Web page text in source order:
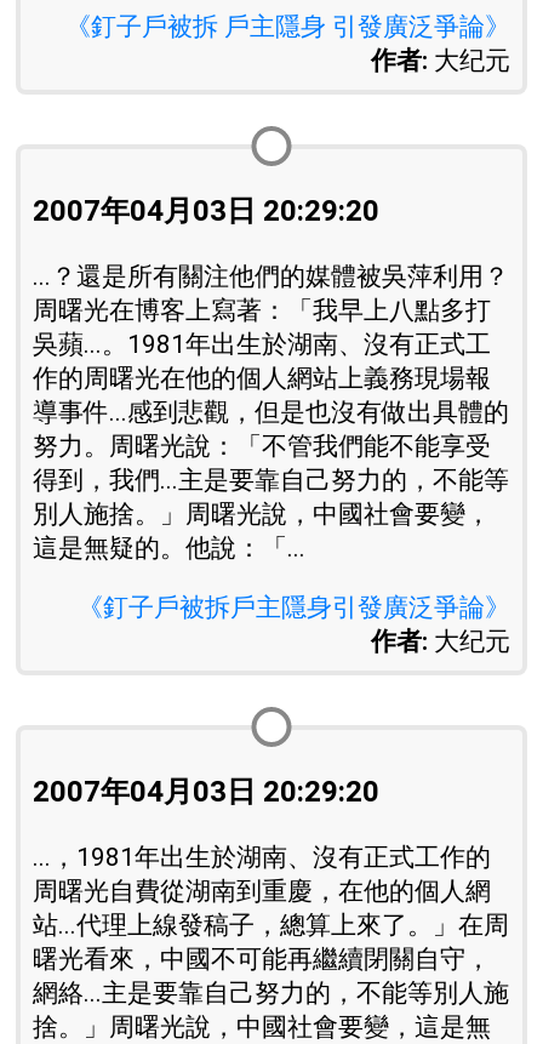
《釘子戶被拆 戶主隱身 引發廣泛爭論》
作者: 大纪元
2007年04月03日 20:29:20
...？還是所有關注他們的媒體被吳萍利用？
周曙光在博客上寫著：「我早上八點多打
吳蘋...。1981年出生於湖南、沒有正式工
作的周曙光在他的個人網站上義務現場報
導事件...感到悲觀，但是也沒有做出具體的
努力。周曙光說：「不管我們能不能享受
得到，我們...主是要靠自己努力的，不能等
別人施捨。」周曙光說，中國社會要變，
這是無疑的。他說：「...
《釘子戶被拆戶主隱身引發廣泛爭論》
作者: 大纪元
2007年04月03日 20:29:20
...，1981年出生於湖南、沒有正式工作的
周曙光自費從湖南到重慶，在他的個人網
站...代理上線發稿子，總算上來了。」在周
曙光看來，中國不可能再繼續閉關自守，
網絡...主是要靠自己努力的，不能等別人施
捨。」周曙光說，中國社會要變，這是無